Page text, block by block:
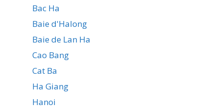
Bac Ha
Baie d'Halong
Baie de Lan Ha
Cao Bang
Cat Ba
Ha Giang
Hanoi